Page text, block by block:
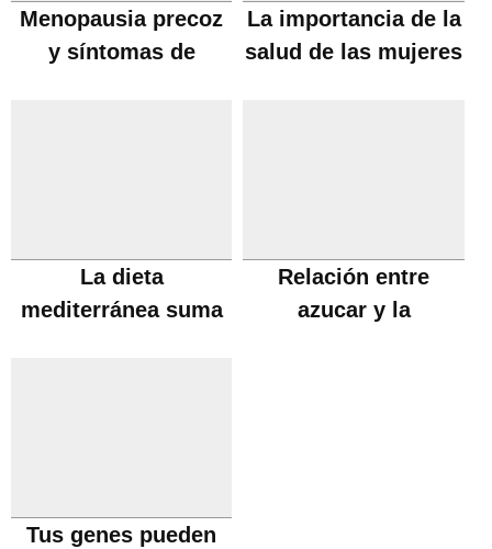
Menopausia precoz
y síntomas de
La importancia de la
salud de las mujeres
La dieta
mediterránea suma
Relación entre
azucar y la
Tus genes pueden